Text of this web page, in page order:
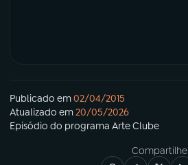
Publicado em02/04/2015
Atualizado em20/05/2026
Episódio do programa Arte Clube
Compartilhe